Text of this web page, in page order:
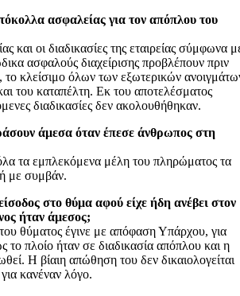
ασφαλείας για τον απόπλου του
και οι διαδικασίες της εταιρείας σύμφωνα
ασφαλούς διαχείρισης προβλέπουν πριν
το κλείσιμο όλων των εξωτερικών
του καταπέλτη. Εκ του αποτελέσματος
διαδικασίες δεν ακολουθήθηκαν.
άμεσα όταν έπεσε άνθρωπος στη
τα εμπλεκόμενα μέλη του πληρώματος τα
με συμβάν.
στο θύμα αφού είχε ήδη ανέβει στον
ήταν άμεσος;
θύματος έγινε με απόφαση Υπάρχου, για
το πλοίο ήταν σε διαδικασία απόπλου και η
Η βίαιη απώθηση του δεν δικαιολογείται
κανέναν λόγο.